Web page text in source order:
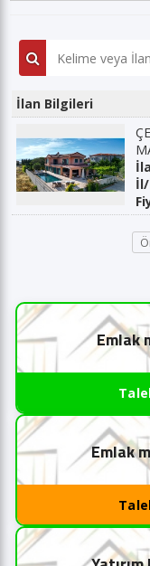
İlan Bilgileri
Emlak
Emlak